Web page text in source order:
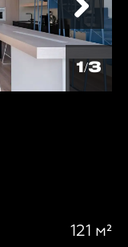
1/3
121 м²